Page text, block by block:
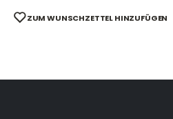
ZUM WUNSCHZETTEL HINZUFÜGEN